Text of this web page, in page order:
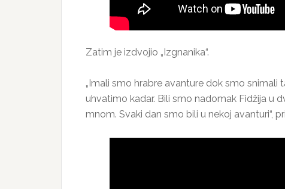
Zatim je izdvojio „Izgnanika“.
„Imali smo hrabre avanture dok smo snimali
uhvatimo kadar. Bili smo nadomak Fidžija u
mnom. Svaki dan smo bili u nekoj avanturi“,